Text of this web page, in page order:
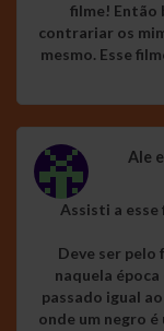
filme! Então
contrariar os
mesmo. Esse
Ale
Assisti a esse
Deve ser pelo
naquela
passado igual
onde um negro